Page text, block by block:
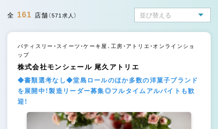
全 161 店舗 （571求人）
パティスリー・スイーツ・ケーキ屋、工房・アトリエ・オンラインショ
ップ
株式会社モンシェール 尾久アトリエ
◆書類選考なし◆堂島ロールのほか多数の洋菓子ブランド
を展開中！製造リーダー募集◎フルタイムアルバイトも歓
迎！